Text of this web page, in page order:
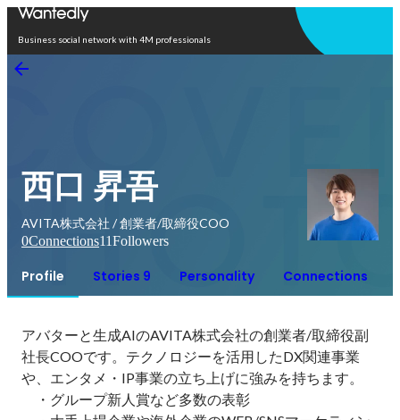
Business social network with 4M professionals
西口 昇吾
AVITA株式会社 / 創業者/取締役COO
0Connections11Followers
Profile Stories 9 Personality Connections
アバターと生成AIのAVITA株式会社の創業者/取締役副
社長COOです。テクノロジーを活用したDX関連事業
や、エンタメ・IP事業の立ち上げに強みを持ちます。
・グループ新人賞など多数の表彰